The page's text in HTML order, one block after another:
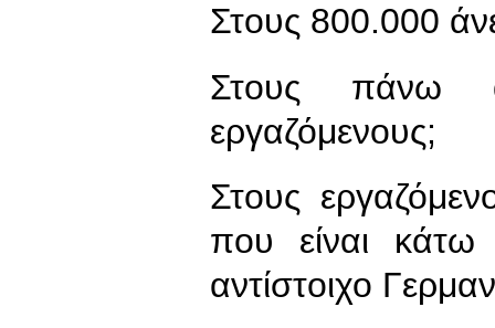
Στους 800.000
Στους πάνω
εργαζόμενους;
Στους
που είναι
αντίστοιχο